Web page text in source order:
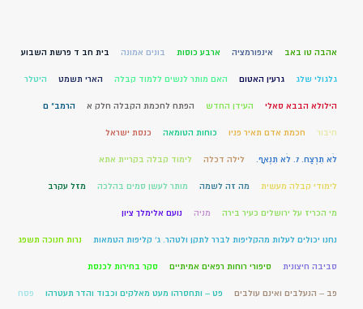
אהבה טו באב אינפורמציה ארבע כוסות בונים אמונה בית חב ד פרשת השבוע
גלגולי שלג גרעין האטום האם מותר לנשים ללמוד קבלה הארי תשמט היטלר
הילולא הבבא סאלי העידן החדש הפתח לחכמת הקבלה חלק א הרמב" ם
חיבור חכמת אדם תאיר פניו כוחות הטומאה כנסת ישראל
לֹא תִרְצַח. 7. לֹא תִנְאָף. לילה דכלה לימוד קבלה בקריית אתא
לימודי קבלה מעשית מה זה לשמה מותר לעשן סמים בהלכה מזל עקרב
מי הכריז על ירושלים כעיר בירה מניה נועם אלימלך ציון
נחנו יכולים לעלות מהקליפות לברר לתקן ולטהר. ג' קליפות הטמאות נרות חנוכה תשפג
סביבה חיצונית סיפורי רוחות רפאים אמיתיים סקר בחירות לכנסת
פב – הנעלבים ואינם עולבים פט – ותחסרהו מעט מאלקים וכבוד והדר תעטרהו פסח